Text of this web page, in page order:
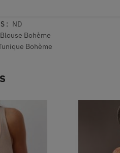
: ND
Blouse Bohème
Bohème